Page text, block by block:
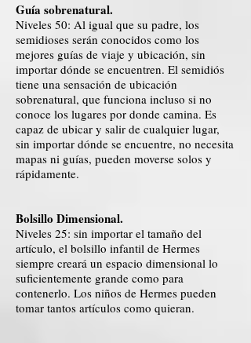
Guía sobrenatural.
Niveles 50: Al igual que su padre, los
semidioses serán conocidos como los
mejores guías de viaje y ubicación, sin
importar dónde se encuentren. El semidiós
tiene una sensación de ubicación
sobrenatural, que funciona incluso si no
conoce los lugares por donde camina. Es
capaz de ubicar y salir de cualquier lugar,
sin importar dónde se encuentre, no necesita
mapas ni guías, pueden moverse solos y
rápidamente.
Bolsillo Dimensional.
Niveles 25: sin importar el tamaño del
artículo, el bolsillo infantil de Hermes
siempre creará un espacio dimensional lo
suficientemente grande como para
contenerlo. Los niños de Hermes pueden
tomar tantos artículos como quieran.